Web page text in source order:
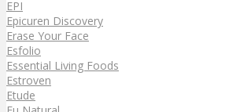
EPI
Epicuren Discovery
Erase Your Face
Esfolio
Essential Living Foods
Estroven
Etude